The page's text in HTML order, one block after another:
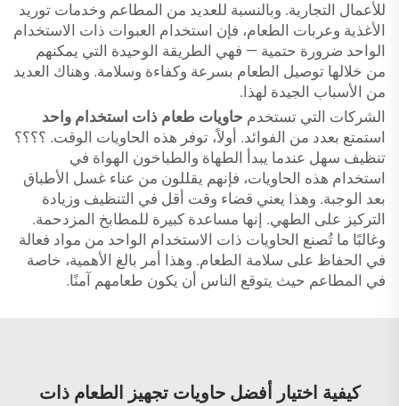
للأعمال التجارية. وبالنسبة للعديد من المطاعم وخدمات توريد
الأغذية وعربات الطعام، فإن استخدام العبوات ذات الاستخدام
الواحد ضرورة حتمية — فهي الطريقة الوحيدة التي يمكنهم
من خلالها توصيل الطعام بسرعة وكفاءة وسلامة. وهناك العديد
من الأسباب الجيدة لهذا.
الشركات التي تستخدم حاويات طعام ذات استخدام واحد
استمتع بعدد من الفوائد. أولاً، توفر هذه الحاويات الوقت. ؟؟؟؟
تنظيف سهل عندما يبدأ الطهاة والطباخون الهواة في
استخدام هذه الحاويات، فإنهم يقللون من عناء غسل الأطباق
بعد الوجبة. وهذا يعني قضاء وقت أقل في التنظيف وزيادة
التركيز على الطهي. إنها مساعدة كبيرة للمطابخ المزدحمة.
وغالبًا ما تُصنع الحاويات ذات الاستخدام الواحد من مواد فعالة
في الحفاظ على سلامة الطعام. وهذا أمر بالغ الأهمية، خاصة
في المطاعم حيث يتوقع الناس أن يكون طعامهم آمنًا.
كيفية اختيار أفضل حاويات تجهيز الطعام ذات